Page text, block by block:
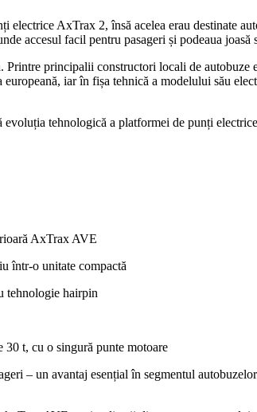
AxTrax 2, însă acelea erau destinate
accesul facil pentru pasageri și podeaua joasă
principalii constructori locali de autobuze
iar în fișa tehnică a modelului său
evoluția tehnologică a platformei de punți
AxTrax AVE
într-o unitate compactă
tehnologie hairpin
30 t, cu o singură punte motoare
– un avantaj esențial în segmentul